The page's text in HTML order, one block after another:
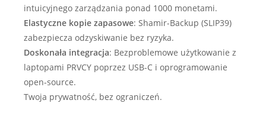
intuicyjnego zarządzania ponad 1000 monetami.
Elastyczne kopie zapasowe: Shamir-Backup (SLIP39)
zabezpiecza odzyskiwanie bez ryzyka.
Doskonała integracja: Bezproblemowe użytkowanie z
laptopami PRVCY poprzez USB-C i oprogramowanie
open-source.
Twoja prywatność, bez ograniczeń.